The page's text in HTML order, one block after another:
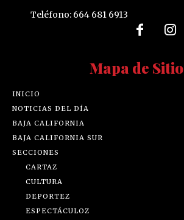
Teléfono: 664 681 6913
Mapa de Sitio
INICIO
NOTICIAS DEL DÍA
BAJA CALIFORNIA
BAJA CALIFORNIA SUR
SECCIONES
CARTAZ
CULTURA
DEPORTEZ
ESPECTÁCULOZ